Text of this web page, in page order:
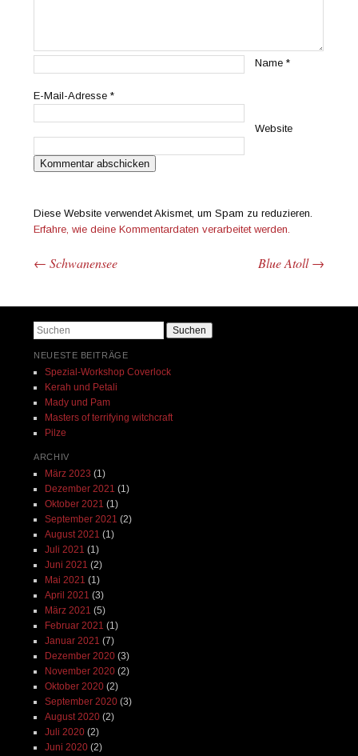
Name*
E-Mail-Adresse*
Website
Diese Website verwendet Akismet, um Spam zu reduzieren.
Erfahre, wie deine Kommentardaten verarbeitet werden.
← Schwanensee Blue Atoll→
Suchen
NEUESTE BEITRÄGE
Spezial-Workshop Coverlock
Kerah und Petali
Mady und Pam
Masters of terrifying witchcraft
Pilze
ARCHIV
März 2023 (1)
Dezember 2021 (1)
Oktober 2021 (1)
September 2021 (2)
August 2021 (1)
Juli 2021 (1)
Juni 2021 (2)
Mai 2021 (1)
April 2021 (3)
März 2021 (5)
Februar 2021 (1)
Januar 2021 (7)
Dezember 2020(3)
November 2020(2)
Oktober 2020(2)
September 2020(3)
August 2020(2)
Juli 2020(2)
Juni 2020(2)